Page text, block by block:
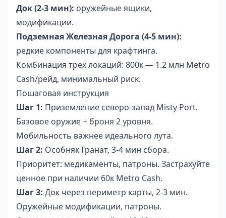
Док (2-3 мин): оружейные ящики,
модификации.
Подземная Железная Дорога (4-5 мин):
редкие компоненты для крафтинга.
Комбинация трех локаций: 800к — 1.2 млн Metro
Cash/рейд, минимальный риск.
Пошаговая инструкция
Шаг 1: Приземление северо-запад Misty Port.
Базовое оружие + броня 2 уровня.
Мобильность важнее идеального лута.
Шаг 2: Особняк Гранат, 3-4 мин сбора.
Приоритет: медикаменты, патроны. Застрахуйте
ценное при наличии 60к Metro Cash.
Шаг 3: Док через периметр карты, 2-3 мин.
Оружейные модификации, патроны.